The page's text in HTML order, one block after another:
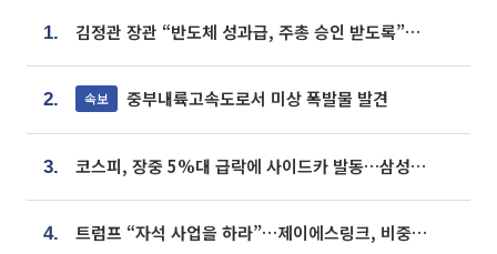
1. 김정관 장관 “반도체 성과급, 주총 승인 받도록”…상법·자본시장법 개정 시사
2. 속보 중부내륙고속도로서 미상 폭발물 발견
3. 코스피, 장중 5%대 급락에 사이드카 발동…삼성·SK 동반 폭락
4. 트럼프 “자석 사업을 하라”…제이에스링크, 비중국 영구자석 공급망 구축 속도